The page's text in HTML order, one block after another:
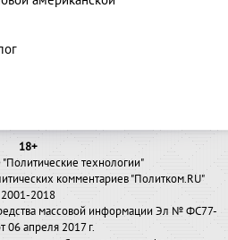
18+
технологии"
комментариев "Политком.RU"
2001-2018
массовой информации Эл № ФС77-
06 апреля 2017 г.